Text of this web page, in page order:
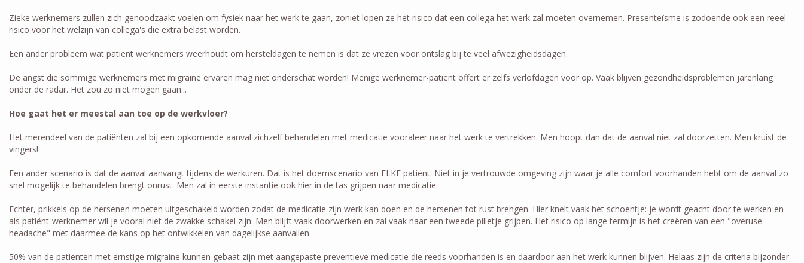
Zieke werknemers zullen zich genoodzaakt voelen om fysiek naar het werk te gaan, zoniet lopen ze het risico dat een collega het werk zal moeten overnemen. Presenteïsme is zodoende ook een reëel
risico voor het welzijn van collega's die extra belast worden.
Een ander probleem wat patiënt werknemers weerhoudt om hersteldagen te nemen is dat ze vrezen voor ontslag bij te veel afwezigheidsdagen.
De angst die sommige werknemers met migraine ervaren mag niet onderschat worden! Menige werknemer-patiënt offert er zelfs verlofdagen voor op. Vaak blijven gezondheidsproblemen jarenlang
onder de radar. Het zou zo niet mogen gaan...
Hoe gaat het er meestal aan toe op de werkvloer?
Het merendeel van de patiënten zal bij een opkomende aanval zichzelf behandelen met medicatie vooraleer naar het werk te vertrekken. Men hoopt dan dat de aanval niet zal doorzetten. Men kruist de
vingers!
Een ander scenario is dat de aanval aanvangt tijdens de werkuren. Dat is het doemscenario van ELKE patiënt. Niet in je vertrouwde omgeving zijn waar je alle comfort voorhanden hebt om de aanval zo
snel mogelijk te behandelen brengt onrust. Men zal in eerste instantie ook hier in de tas grijpen naar medicatie.
Echter, prikkels op de hersenen moeten uitgeschakeld worden zodat de medicatie zijn werk kan doen en de hersenen tot rust brengen. Hier knelt vaak het schoentje: je wordt geacht door te werken en
als patiënt-werknemer wil je vooral niet de zwakke schakel zijn. Men blijft vaak doorwerken en zal vaak naar een tweede pilletje grijpen. Het risico op lange termijn is het creëren van een "overuse
headache" met daarmee de kans op het ontwikkelen van dagelijkse aanvallen.
50% van de patiënten met ernstige migraine kunnen gebaat zijn met aangepaste preventieve medicatie die reeds voorhanden is en daardoor aan het werk kunnen blijven. Helaas zijn de criteria bijzonder